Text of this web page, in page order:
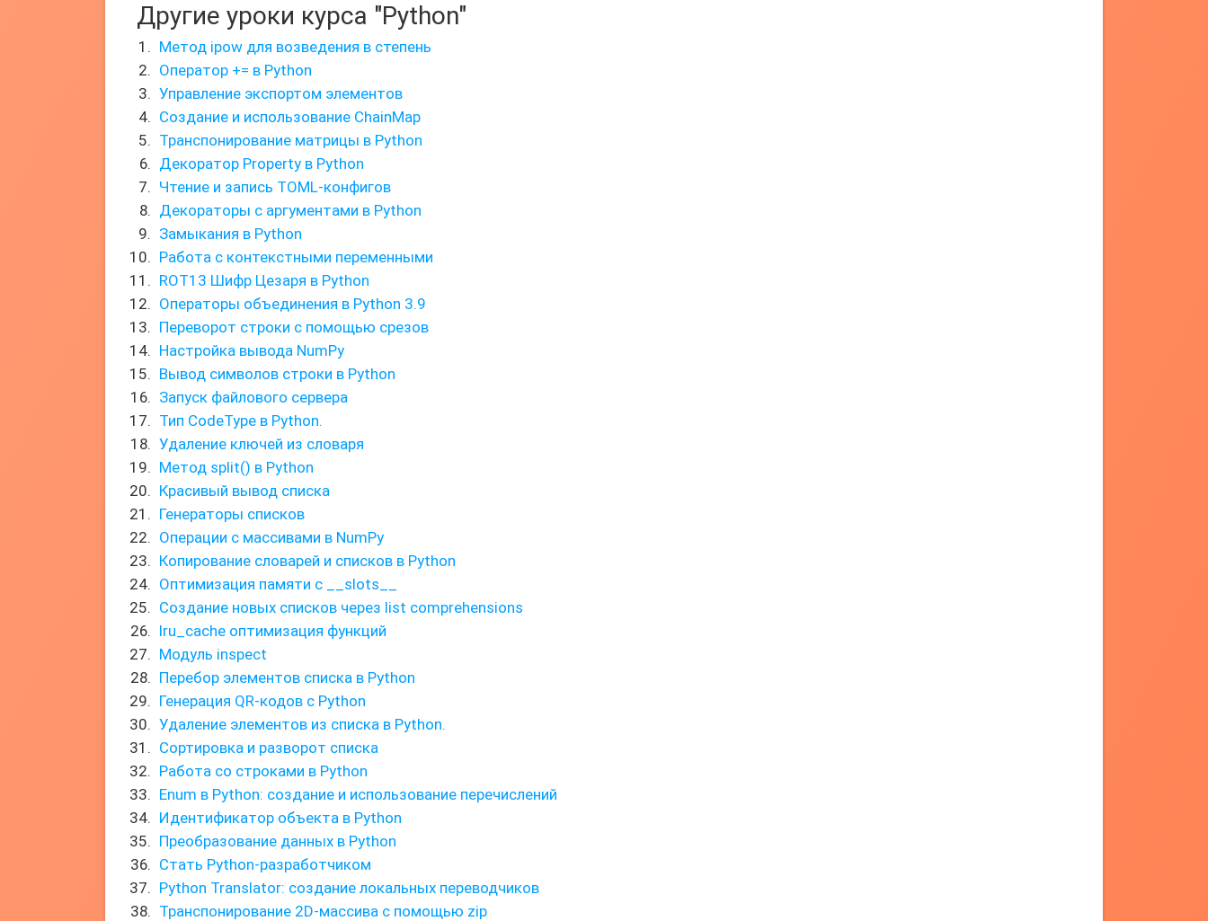
Другие уроки курса "Python"
Метод ipow для возведения в степень
Оператор += в Python
Управление экспортом элементов
Создание и использование ChainMap
Транспонирование матрицы в Python
Декоратор Property в Python
Чтение и запись TOML-конфигов
Декораторы с аргументами в Python
Замыкания в Python
Работа с контекстными переменными
ROT13 Шифр Цезаря в Python
Операторы объединения в Python 3.9
Переворот строки с помощью срезов
Настройка вывода NumPy
Вывод символов строки в Python
Запуск файлового сервера
Тип CodeType в Python.
Удаление ключей из словаря
Метод split() в Python
Красивый вывод списка
Генераторы списков
Операции с массивами в NumPy
Копирование словарей и списков в Python
Оптимизация памяти с __slots__
Создание новых списков через list comprehensions
lru_cache оптимизация функций
Модуль inspect
Перебор элементов списка в Python
Генерация QR-кодов с Python
Удаление элементов из списка в Python.
Сортировка и разворот списка
Работа со строками в Python
Enum в Python: создание и использование перечислений
Идентификатор объекта в Python
Преобразование данных в Python
Стать Python-разработчиком
Python Translator: создание локальных переводчиков
Транспонирование 2D-массива с помощью zip